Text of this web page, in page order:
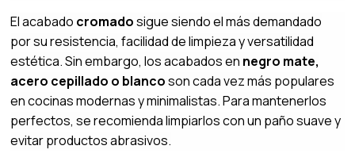
El acabado cromadosigue siendo el más demandado
por su resistencia, facilidad de limpieza y versatilidad
estética. Sin embargo, los acabados en negro mate,
acero cepillado o blancoson cada vez más populares
en cocinas modernas y minimalistas. Para mantenerlos
perfectos, se recomienda limpiarlos con un paño suave y
evitar productos abrasivos.